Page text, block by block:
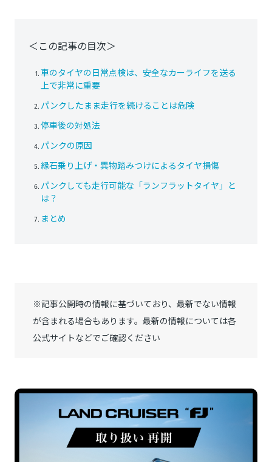
＜この記事の目次＞
車のタイヤの日常点検は、安全なカーライフを送る
上で非常に重要
パンクしたまま走行を続けることは危険
停車後の対処法
パンクの原因
縁石乗り上げ・異物踏みつけによるタイヤ損傷
パンクしても走行可能な「ランフラットタイヤ」と
は？
まとめ
※記事公開時の情報に基づいており、最新でない情報
が含まれる場合もあります。最新の情報については各
公式サイトなどでご確認ください